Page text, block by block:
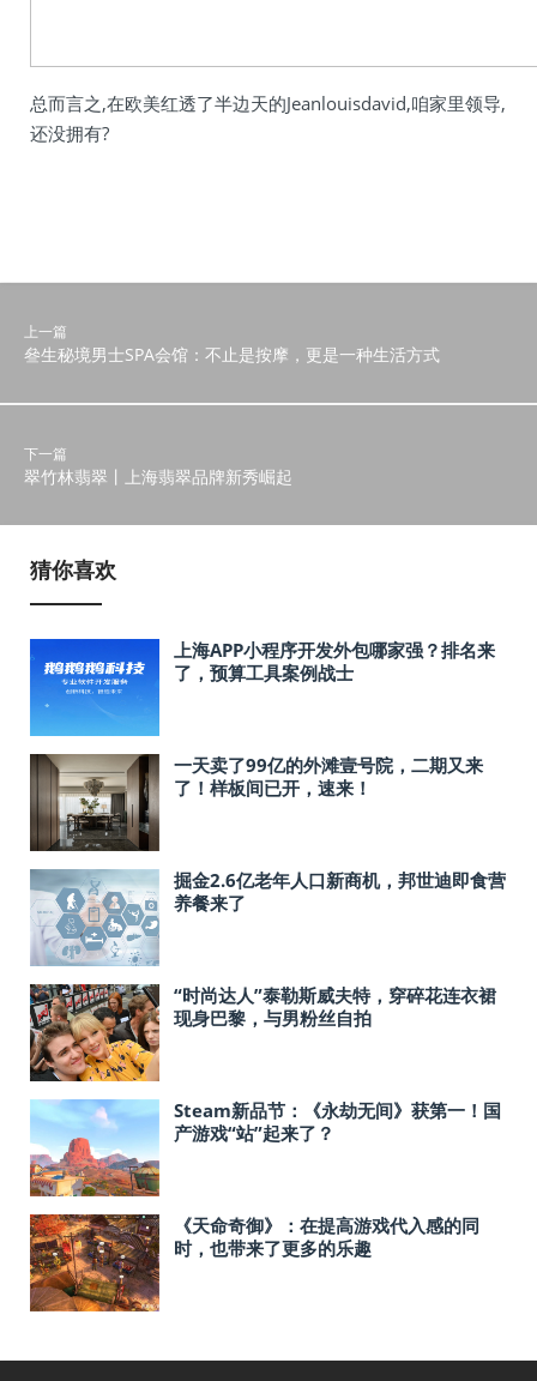
总而言之,在欧美红透了半边天的Jeanlouisdavid,咱家里领导,
还没拥有?
上一篇
叄生秘境男士SPA会馆：不止是按摩，更是一种生活方式
下一篇
翠竹林翡翠丨上海翡翠品牌新秀崛起
猜你喜欢
上海APP小程序开发外包哪家强？排名来
了，预算工具案例战士
一天卖了99亿的外滩壹号院，二期又来
了！样板间已开，速来！
掘金2.6亿老年人口新商机，邦世迪即食营
养餐来了
“时尚达人”泰勒斯威夫特，穿碎花连衣裙
现身巴黎，与男粉丝自拍
Steam新品节：《永劫无间》获第一！国
产游戏“站”起来了？
《天命奇御》：在提高游戏代入感的同
时，也带来了更多的乐趣